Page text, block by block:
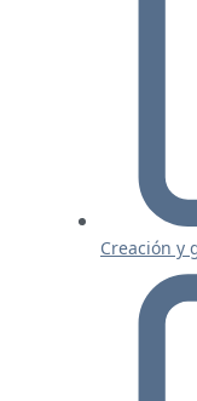
Creación y